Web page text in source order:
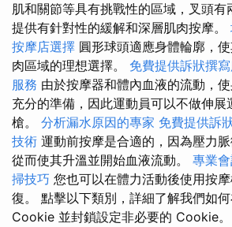
肌和關節等具有挑戰性的區域，叉頭有
提供有針對性的緩解和深層肌肉按摩。
按摩店選擇 圓形球頭適應身體輪廓，
肉區域的理想選擇。 免費提供訴狀撰
服務 由於按摩器和體內血液的流動，
充分的準備，因此運動員可以不做伸展
槍。 分析漏水原因的專家 免費提供訴
技術 運動前按摩是合適的，因為壓力脈
從而使其升溫並開始血液流動。 專業
掃技巧 您也可以在體力活動後使用按
復。 點擊以下類別，詳細了解我們如
Cookie 並封鎖設定非必要的 Cookie